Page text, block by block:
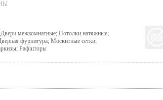
межкомнатные; Потолки натяжные;
фурнитура; Москитные сетки;
Рафшторы